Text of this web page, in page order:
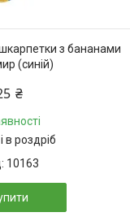
з бананами
(синій)
₴
в роздріб
10163